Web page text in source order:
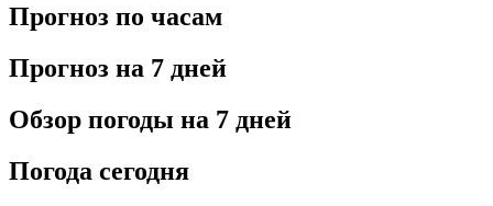
Прогноз по часам
Прогноз на 7 дней
Обзор погоды на 7 дней
Погода сегодня